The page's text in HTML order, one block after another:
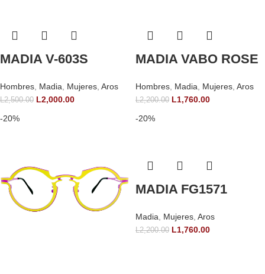
MADIA V-603S
Hombres Madia Mujeres Aros
L2,500.00 L2,000.00
MADIA VABO ROSE
Hombres Madia Mujeres Aros
L2,200.00 L1,760.00
-20%
-20%
MADIA FG1571
Madia Mujeres Aros
L2,200.00 L1,760.00